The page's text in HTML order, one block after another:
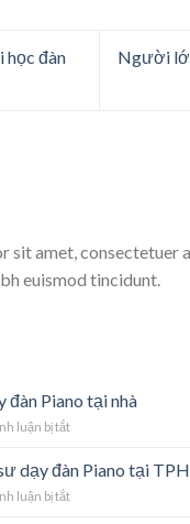
học đàn
Người
sit amet, consectetuer
euismod tincidunt.
đàn Piano tại nhà
luận bị tắtở
đàn
dạy đàn Piano tại
luận bị tắtở